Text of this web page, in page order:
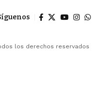
los derechos reservados